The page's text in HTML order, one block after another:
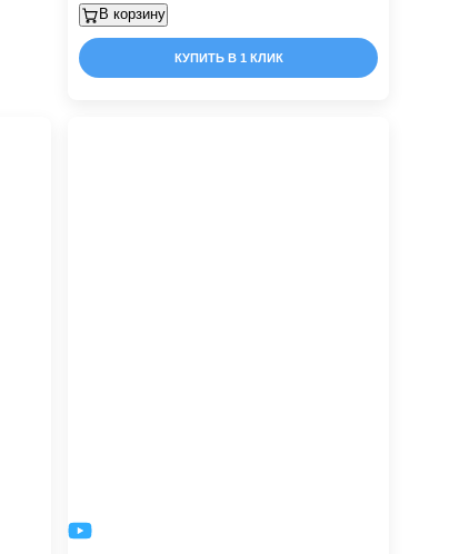
В корзину
КУПИТЬ В 1 КЛИК